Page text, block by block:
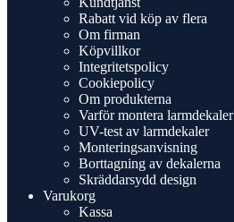
Rabatt vid köp av flera
Om firman
Köpvillkor
Integritetspolicy
Cookiepolicy
Om produkterna
Varför montera
UV-test av larmdekaler
Monteringsanvisning
Borttagning av dekalerna
Skräddarsydd design
Varukorg
Kassa